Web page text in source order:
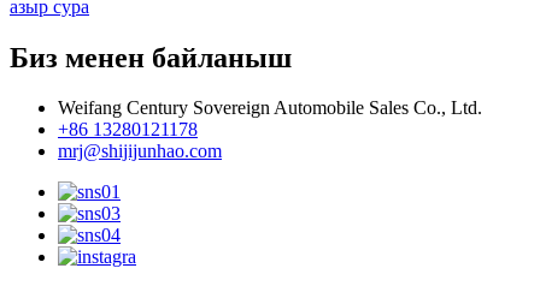
азыр сура
Биз менен байланыш
Weifang Century Sovereign Automobile Sales Co., Ltd.
+86 13280121178
mrj@shijijunhao.com